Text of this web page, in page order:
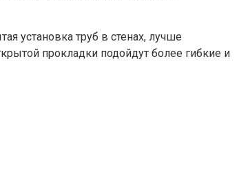
установка труб в стенах, лучше
прокладки подойдут более гибкие и